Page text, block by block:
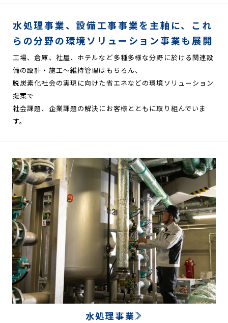
水処理事業、設備工事事業を主軸に、 これ
らの分野の環境ソリューション事業も展開
工場、倉庫、社屋、ホテルなど多種多様な分野に於ける関連設
備の設計・施工～維持管理はもちろん、
脱炭素化社会の実現に向けた省エネなどの環境ソリューション
提案で
社会課題、企業課題の解決にお客様とともに取り組んでいま
す。
水処理事業